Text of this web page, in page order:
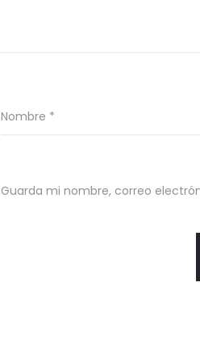
Nombre *
Guarda mi nombre, correo